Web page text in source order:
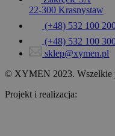
22-300 Krasnystaw
(+48) 532 100
(+48) 532 100
sklep@xymen.pl
© XYMEN 2023. Wszelkie
Projekt i realizacja: